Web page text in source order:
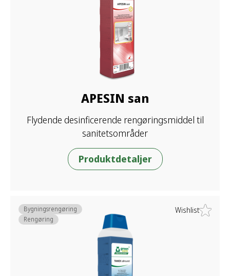
APESIN san
Flydende desinficerende rengøringsmiddel til
sanitetsområder
Produktdetaljer
Wishlist
Bygningsrengøring
Rengøring